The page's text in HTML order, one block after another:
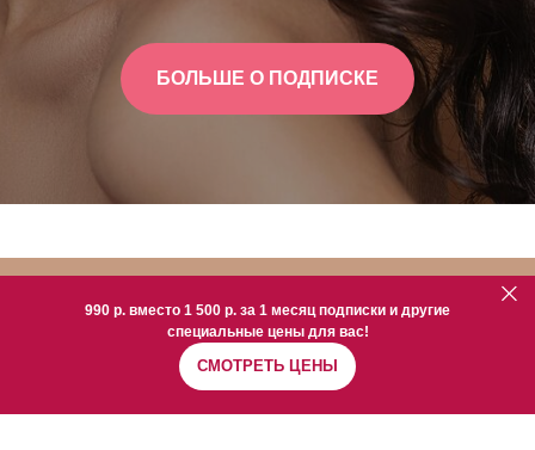
БОЛЬШЕ О ПОДПИСКЕ
990 р. вместо 1 500 р. за 1 месяц подписки и другие
специальные цены для вас!
СМОТРЕТЬ ЦЕНЫ